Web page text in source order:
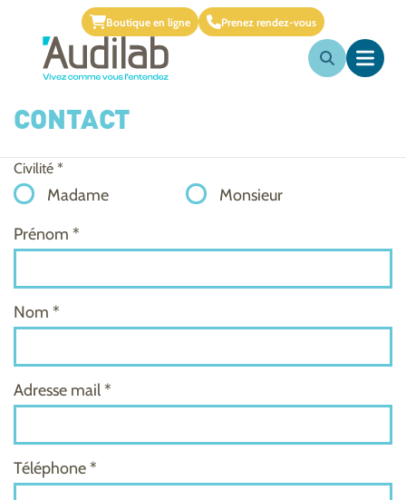
Boutique en ligne Prenez rendez-vous
CONTACT
Civilité *
Madame
Monsieur
Prénom *
Nom *
Adresse mail *
Téléphone *